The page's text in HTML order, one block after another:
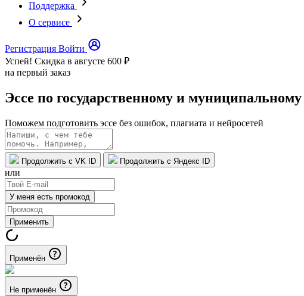
Поддержка
О сервисе
Регистрация Войти
Успей! Скидка в августе 600 ₽
на первый заказ
Эссе по государственному и
Поможем подготовить эссе без ошибок, плагиата и нейросетей
Продолжить с VK ID Продолжить с Яндекс ID
или
У меня есть промокод
Применить
Применён
Не применён